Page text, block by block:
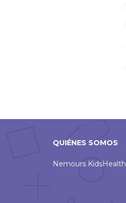
QUIÉNES SOMOS
Nemours KidsHealth